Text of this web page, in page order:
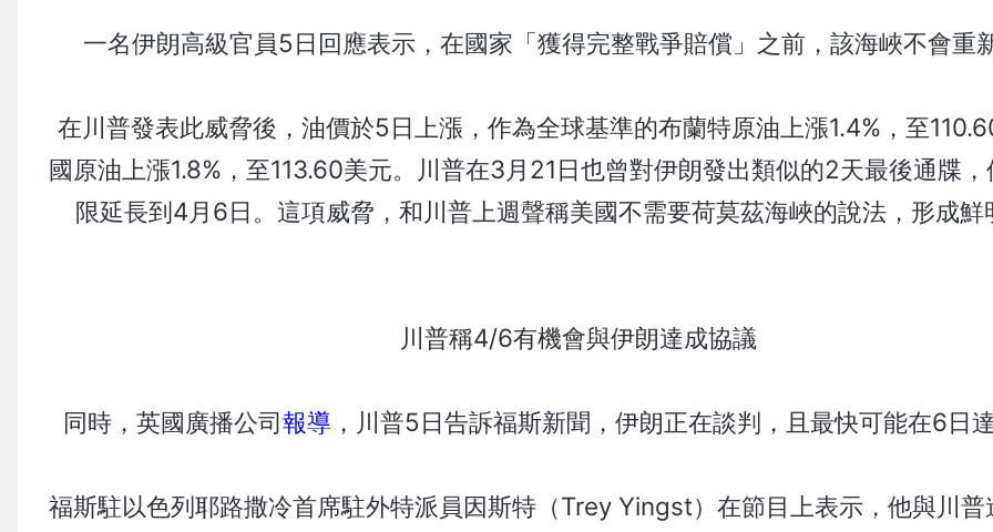
一名伊朗高級官員5日回應表示，在國家「獲得完整戰爭賠償」之前，該海峽不會重
在川普發表此威脅後，油價於5日上漲，作為全球基準的布蘭特原油上漲1.4%，至
國原油上漲1.8%，至113.60美元。川普在3月21日也曾對伊朗發出類似的2天最後通牒
限延長到4月6日。這項威脅，和川普上週聲稱美國不需要荷莫茲海峽的說法，形成鮮
川普稱4/6有機會與伊朗達成協議
同時，英國廣播公司報導 ，川普5日告訴福斯新聞，伊朗正在談判，且最快可能在6日
福斯駐以色列耶路撒冷首席駐外特派員因斯特（Trey Yingst）在節目上表示，他與川普